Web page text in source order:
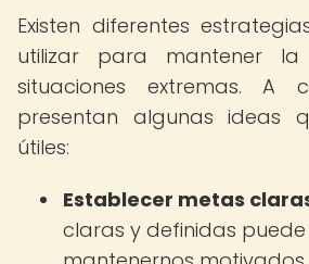
Existen diferentes
utilizar para mantener la
situaciones extremas. A
presentan algunas ideas
útiles:
Establecer metas
claras y definidas